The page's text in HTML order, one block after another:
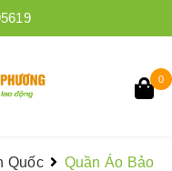
0
Quốc
Quần Áo Bảo